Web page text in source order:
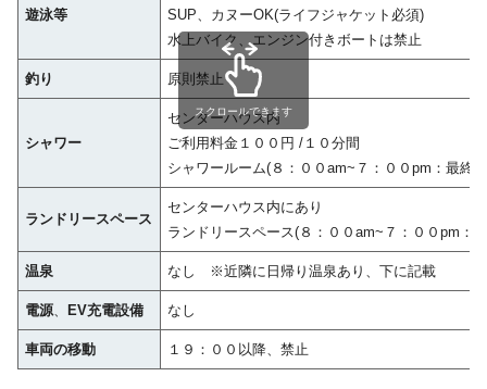
遊泳等
SUP、カヌーOK(ライフジャケット必須)
水上バイク、エンジン付きボートは禁止
釣り 原則禁止
シャワー
センターハウス内
ご利用料金１００円 /１０分間
シャワールーム(８：００am~７：００pm：最終
ランドリースペース
センターハウス内にあり
ランドリースペース(８：００am~７：００pm：
温泉 なし ※近隣に日帰り温泉あり、下に記載
電源、 EV充電設備 なし
車両の移動 １９：００以降、禁止
スクロールできます